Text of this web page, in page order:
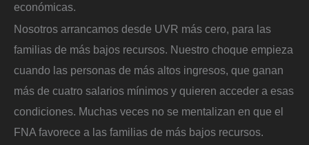
económicas.
Nosotros arrancamos desde UVR más cero, para las
familias de más bajos recursos. Nuestro choque empieza
cuando las personas de más altos ingresos, que ganan
más de cuatro salarios mínimos y quieren acceder a esas
condiciones. Muchas veces no se mentalizan en que el
FNA favorece a las familias de más bajos recursos.